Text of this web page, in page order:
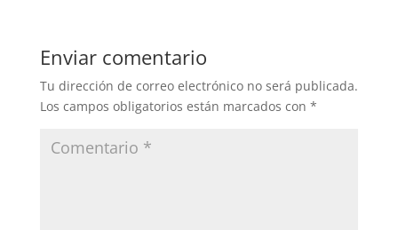
Enviar comentario
Tu dirección de correo electrónico no será publicada.
Los campos obligatorios están marcados con *